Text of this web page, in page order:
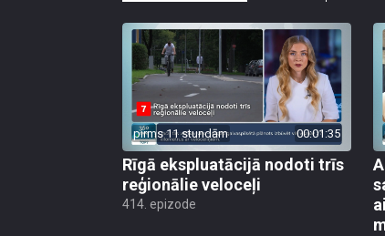
pirms 11 stundām 00:01:35
Rīgā ekspluatācijā nodoti trīs
reģionālie veloceļi
414. epizode